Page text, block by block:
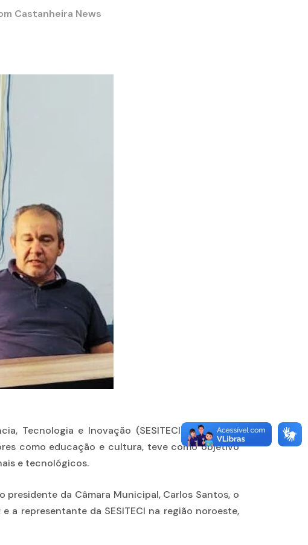
Castanheira News
Tecnologia e Inovação (SESITECI) do Estado,
como educação e cultura, teve como objetivo
e tecnológicos.
da Câmara Municipal, Carlos Santos, o
a representante da SESITECI na região noroeste,